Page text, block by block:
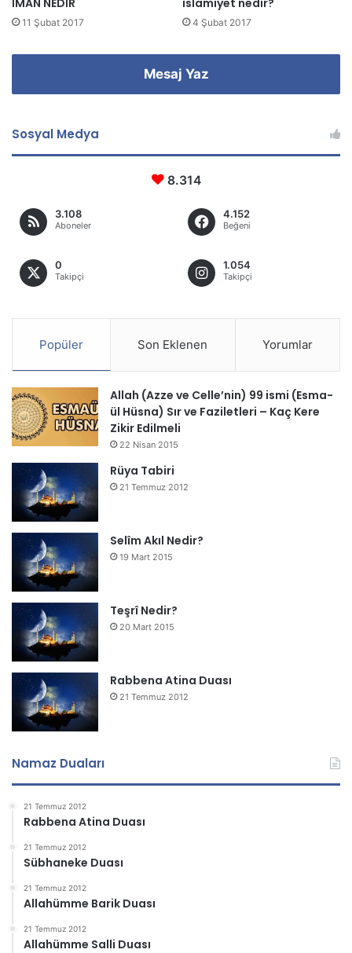
11 Şubat 2017 4 Şubat 2017
Mesaj Yaz
Sosyal Medya
8.314
3.108
Aboneler
4.152
Beğeni
0
Takipçi
1.054
Takipçi
Popüler Son Eklenen Yorumlar
Allah (Azze ve Celle’nin) 99 ismi (Esma-
ül Hüsna) Sır ve Faziletleri – Kaç Kere
Zikir Edilmeli
22 Nisan 2015
Rüya Tabiri
21 Temmuz 2012
Selîm Akıl Nedir?
19 Mart 2015
Teşrî Nedir?
20 Mart 2015
Rabbena Atina Duası
21 Temmuz 2012
Namaz Duaları
21 Temmuz 2012
Rabbena Atina Duası
21 Temmuz 2012
Sübhaneke Duası
21 Temmuz 2012
Allahümme Barik Duası
21 Temmuz 2012
Allahümme Salli Duası